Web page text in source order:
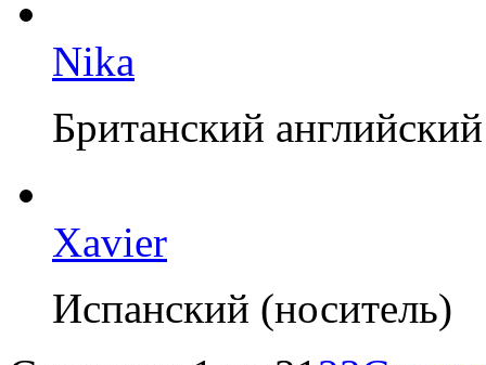
Nika
Британский
Xavier
Испанский (носитель)